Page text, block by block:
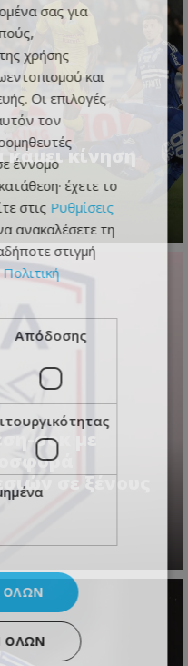
κάμει κίνηση
σοκ με
σε ξένους
σας για
χρήσης
και
Οι επιλογές
τον
έννομο
έχετε το
στις Ρυθμίσεις
ανακαλέσετε τη
στιγμή
Πολιτική
Απόδοσης
ΌΛΩΝ
ΌΛΩΝ